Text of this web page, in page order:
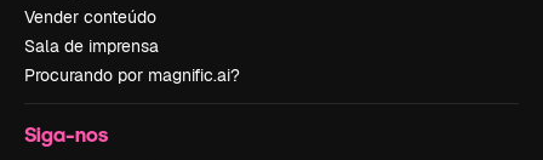
Vender conteúdo
Sala de imprensa
Procurando por magnific.ai?
Siga-nos